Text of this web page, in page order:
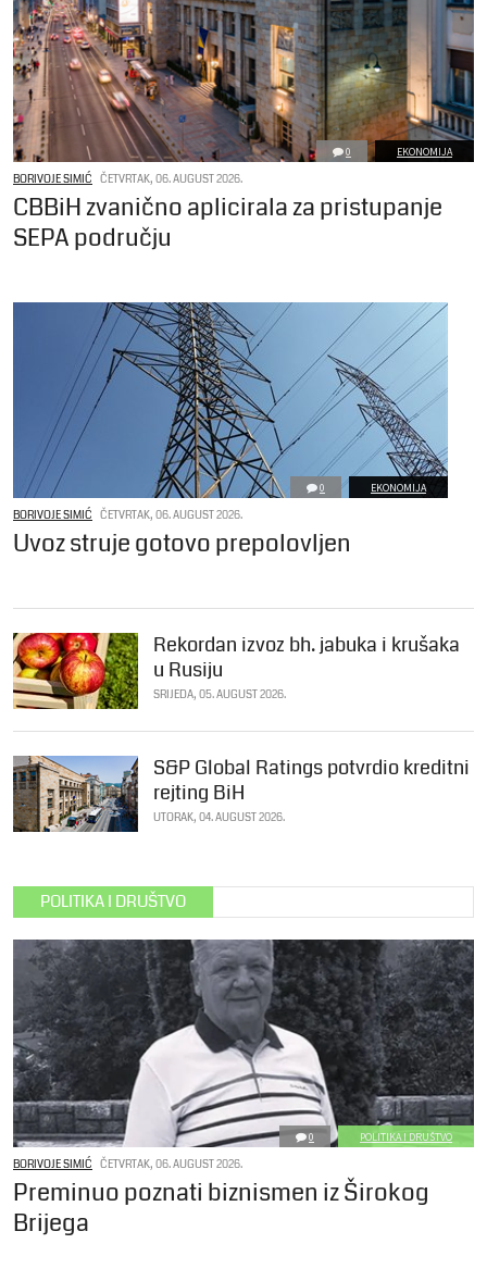
0 EKONOMIJA
BORIVOJE SIMIĆ ČETVRTAK, 06. AUGUST 2026.
CBBiH zvanično aplicirala za pristupanje
SEPA području
0 EKONOMIJA
BORIVOJE SIMIĆ ČETVRTAK, 06. AUGUST 2026.
Uvoz struje gotovo prepolovljen
Rekordan izvoz bh. jabuka i krušaka
u Rusiju
SRIJEDA, 05. AUGUST 2026.
S&P Global Ratings potvrdio kreditni
rejting BiH
UTORAK, 04. AUGUST 2026.
POLITIKA I DRUŠTVO
0 POLITIKA I DRUŠTVO
BORIVOJE SIMIĆ ČETVRTAK, 06. AUGUST 2026.
Preminuo poznati biznismen iz Širokog
Brijega